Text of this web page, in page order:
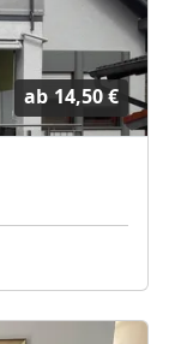
ab 14,50 €